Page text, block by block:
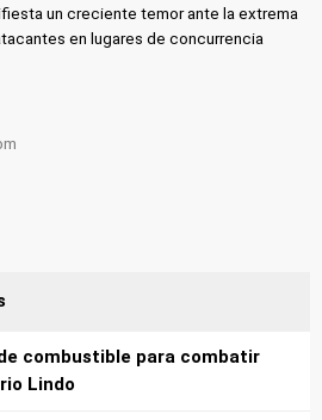
un creciente temor ante la extrema
en lugares de concurrencia
combustible para combatir
Lindo